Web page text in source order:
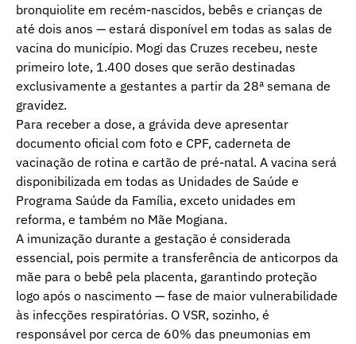
bronquiolite em recém-nascidos, bebês e crianças de
até dois anos — estará disponível em todas as salas de
vacina do município. Mogi das Cruzes recebeu, neste
primeiro lote, 1.400 doses que serão destinadas
exclusivamente a gestantes a partir da 28ª semana de
gravidez.
Para receber a dose, a grávida deve apresentar
documento oficial com foto e CPF, caderneta de
vacinação de rotina e cartão de pré-natal. A vacina será
disponibilizada em todas as Unidades de Saúde e
Programa Saúde da Família, exceto unidades em
reforma, e também no Mãe Mogiana.
A imunização durante a gestação é considerada
essencial, pois permite a transferência de anticorpos da
mãe para o bebê pela placenta, garantindo proteção
logo após o nascimento — fase de maior vulnerabilidade
às infecções respiratórias. O VSR, sozinho, é
responsável por cerca de 60% das pneumonias em